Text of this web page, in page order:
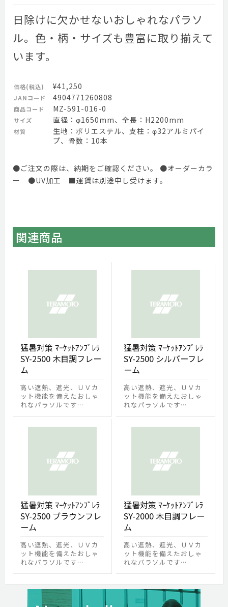
日除けに欠かせないおしゃれなパラソ
ル。色・柄・サイズも豊富に取り揃えて
います。
価格(税込) ¥41,250
JANコード 4904771260808
商品コード MZ-591-016-0
サイズ 直径：φ1650mm、全長：H2200mm
材質
生地：ポリエステル、支柱：φ32アルミパイ
プ、骨数：10本
●ご注文の際は、納期をご確認ください。 ●オーダーカラ
ー ●UV加工 ■運賃は別途申し受けます。
関連商品
猛暑対策 ﾏｰｹｯﾄｱﾝﾌﾞﾚﾗ
SY-2500 木目調フレー
ム
高い遮熱、遮光、ＵＶカ
ット機能を備えたおしゃ
れなパラソルです…
猛暑対策 ﾏｰｹｯﾄｱﾝﾌﾞﾚﾗ
SY-2500 シルバーフレ
ーム
高い遮熱、遮光、ＵＶカ
ット機能を備えたおしゃ
れなパラソルです…
猛暑対策 ﾏｰｹｯﾄｱﾝﾌﾞﾚﾗ
SY-2500 ブラウンフレ
ーム
高い遮熱、遮光、ＵＶカ
ット機能を備えたおしゃ
れなパラソルです…
猛暑対策 ﾏｰｹｯﾄｱﾝﾌﾞﾚﾗ
SY-2000 木目調フレー
ム
高い遮熱、遮光、ＵＶカ
ット機能を備えたおしゃ
れなパラソルです…